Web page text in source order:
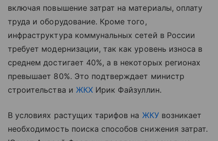
включая повышение затрат на материалы, оплату
труда и оборудование. Кроме того,
инфраструктура коммунальных сетей в России
требует модернизации, так как уровень износа в
среднем достигает 40%, а в некоторых регионах
превышает 80%. Это подтверждает министр
строительства и ЖКХИрик Файзуллин.
В условиях растущих тарифов на ЖКУвозникает
необходимость поиска способов снижения затрат.